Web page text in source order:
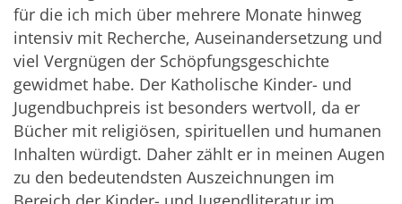
für die ich mich über mehrere Monate hinweg
intensiv mit Recherche, Auseinandersetzung und
viel Vergnügen der Schöpfungsgeschichte
gewidmet habe. Der Katholische Kinder- und
Jugendbuchpreis ist besonders wertvoll, da er
Bücher mit religiösen, spirituellen und humanen
Inhalten würdigt. Daher zählt er in meinen Augen
zu den bedeutendsten Auszeichnungen im